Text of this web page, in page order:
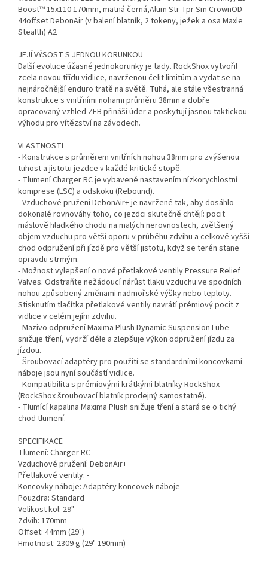
Boost™ 15x110 170mm, matná černá,Alum Str Tpr Sm CrownOD
44offset DebonAir (v balení blatník, 2 tokeny, ježek a osa Maxle
Stealth) A2
JEJÍ VÝSOST S JEDNOU KORUNKOU
Další evoluce úžasné jednokorunky je tady. RockShox vytvořil
zcela novou třídu vidlice, navrženou čelit limitům a vydat se na
nejnáročnější enduro tratě na světě. Tuhá, ale stále všestranná
konstrukce s vnitřními nohami průměru 38mm a dobře
opracovaný vzhled ZEB přináší úder a poskytují jasnou taktickou
výhodu pro vítězství na závodech.
VLASTNOSTI
- Konstrukce s průměrem vnitřních nohou 38mm pro zvýšenou
tuhost a jistotu jezdce v každé kritické stopě.
- Tlumení Charger RC je vybavené nastavením nízkorychlostní
komprese (LSC) a odskoku (Rebound).
- Vzduchové pružení DebonAir+ je navržené tak, aby dosáhlo
dokonalé rovnováhy toho, co jezdci skutečně chtějí: pocit
máslově hladkého chodu na malých nerovnostech, zvětšený
objem vzduchu pro větší oporu v průběhu zdvihu a celkově vyšší
chod odpružení při jízdě pro větší jistotu, když se terén stane
opravdu strmým.
- Možnost vylepšení o nové přetlakové ventily Pressure Relief
Valves. Odstraňte nežádoucí nárůst tlaku vzduchu ve spodních
nohou způsobený změnami nadmořské výšky nebo teploty.
Stisknutím tlačítka přetlakové ventily navrátí prémiový pocit z
vidlice v celém jejím zdvihu.
- Mazivo odpružení Maxima Plush Dynamic Suspension Lube
snižuje tření, vydrží déle a zlepšuje výkon odpružení jízdu za
jízdou.
- Šroubovací adaptéry pro použití se standardními koncovkami
náboje jsou nyní součástí vidlice.
- Kompatibilita s prémiovými krátkými blatníky RockShox
(RockShox šroubovací blatník prodejný samostatně).
- Tlumící kapalina Maxima Plush snižuje tření a stará se o tichý
chod tlumení.
SPECIFIKACE
Tlumení: Charger RC
Vzduchové pružení: DebonAir+
Přetlakové ventily: -
Koncovky náboje: Adaptéry koncovek náboje
Pouzdra: Standard
Velikost kol: 29"
Zdvih: 170mm
Offset: 44mm (29")
Hmotnost: 2309 g (29" 190mm)